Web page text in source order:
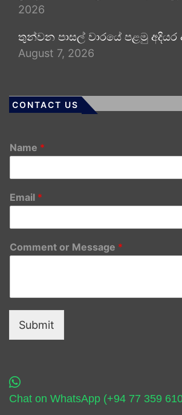
2026
තුන්වන පාසල් වාරයේ පළමු
August 7, 2026
CONTACT US
Name *
Email *
Comment or Message *
Submit
Chat on WhatsApp (+94 77 359